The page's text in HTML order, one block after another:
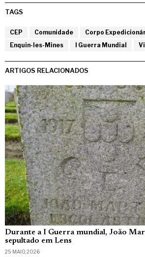
TAGS
CEP Comunidade
Corpo
Enquin-les-Mines
I Guerra Mundial
ARTIGOS RELACIONADOS
Durante a I Guerra mundial, João
sepultado em Lens
25 MAIO, 2026